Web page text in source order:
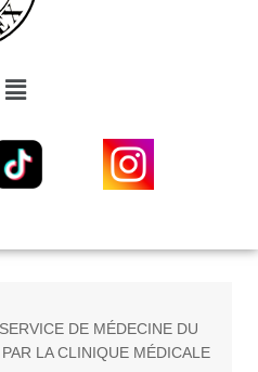
DE MÉDECINE DU
LA CLINIQUE MÉDICALE